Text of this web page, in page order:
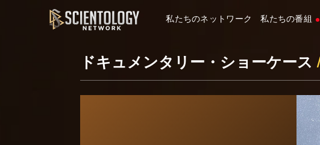
私たちのネットワーク 私たちの番組
ドキュメンタリー・ショーケース